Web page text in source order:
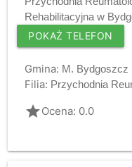
Rehabilitacyjna w
POKAŻ TELEFON
Gmina: M. Bydgoszcz
Filia: Przychodnia
gradeOcena: 0.0